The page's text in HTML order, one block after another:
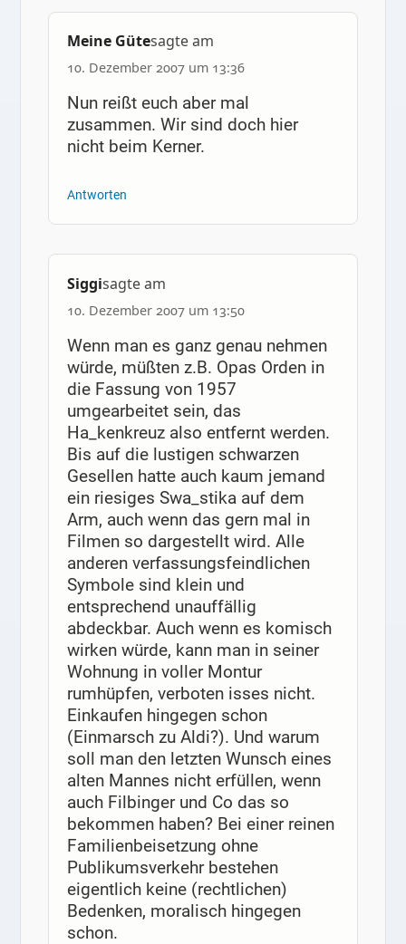
Meine Gütesagte am
10. Dezember 2007 um 13:36
Nun reißt euch aber mal
zusammen. Wir sind doch hier
nicht beim Kerner.
Antworten
Siggisagte am
10. Dezember 2007 um 13:50
Wenn man es ganz genau nehmen
würde, müßten z.B. Opas Orden in
die Fassung von 1957
umgearbeitet sein, das
Ha_kenkreuz also entfernt werden.
Bis auf die lustigen schwarzen
Gesellen hatte auch kaum jemand
ein riesiges Swa_stika auf dem
Arm, auch wenn das gern mal in
Filmen so dargestellt wird. Alle
anderen verfassungsfeindlichen
Symbole sind klein und
entsprechend unauffällig
abdeckbar. Auch wenn es komisch
wirken würde, kann man in seiner
Wohnung in voller Montur
rumhüpfen, verboten isses nicht.
Einkaufen hingegen schon
(Einmarsch zu Aldi?). Und warum
soll man den letzten Wunsch eines
alten Mannes nicht erfüllen, wenn
auch Filbinger und Co das so
bekommen haben? Bei einer reinen
Familienbeisetzung ohne
Publikumsverkehr bestehen
eigentlich keine (rechtlichen)
Bedenken, moralisch hingegen
schon.